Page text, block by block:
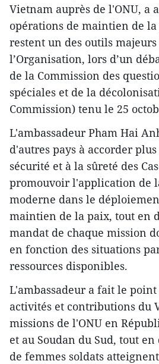
Vietnam auprès de l'ONU, a
opérations de maintien de la
restent un des outils
l’Organisation, lors d’un
de la Commission des
spéciales et de la
Commission) tenu le 25
L'ambassadeur Pham Hai
d'autres pays à accorder
sécurité et à la sûreté des
promouvoir l'application de
moderne dans le
maintien de la paix, tout en
mandat de chaque mission
en fonction des situations
ressources disponibles.
L'ambassadeur a fait le
activités et contributions du
missions de l'ONU en
et au Soudan du Sud, tout
de femmes soldats